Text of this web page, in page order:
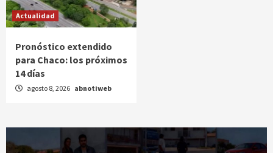
Actualidad
Pronóstico extendido
para Chaco: los próximos
14 días
agosto 8, 2026 abnotiweb